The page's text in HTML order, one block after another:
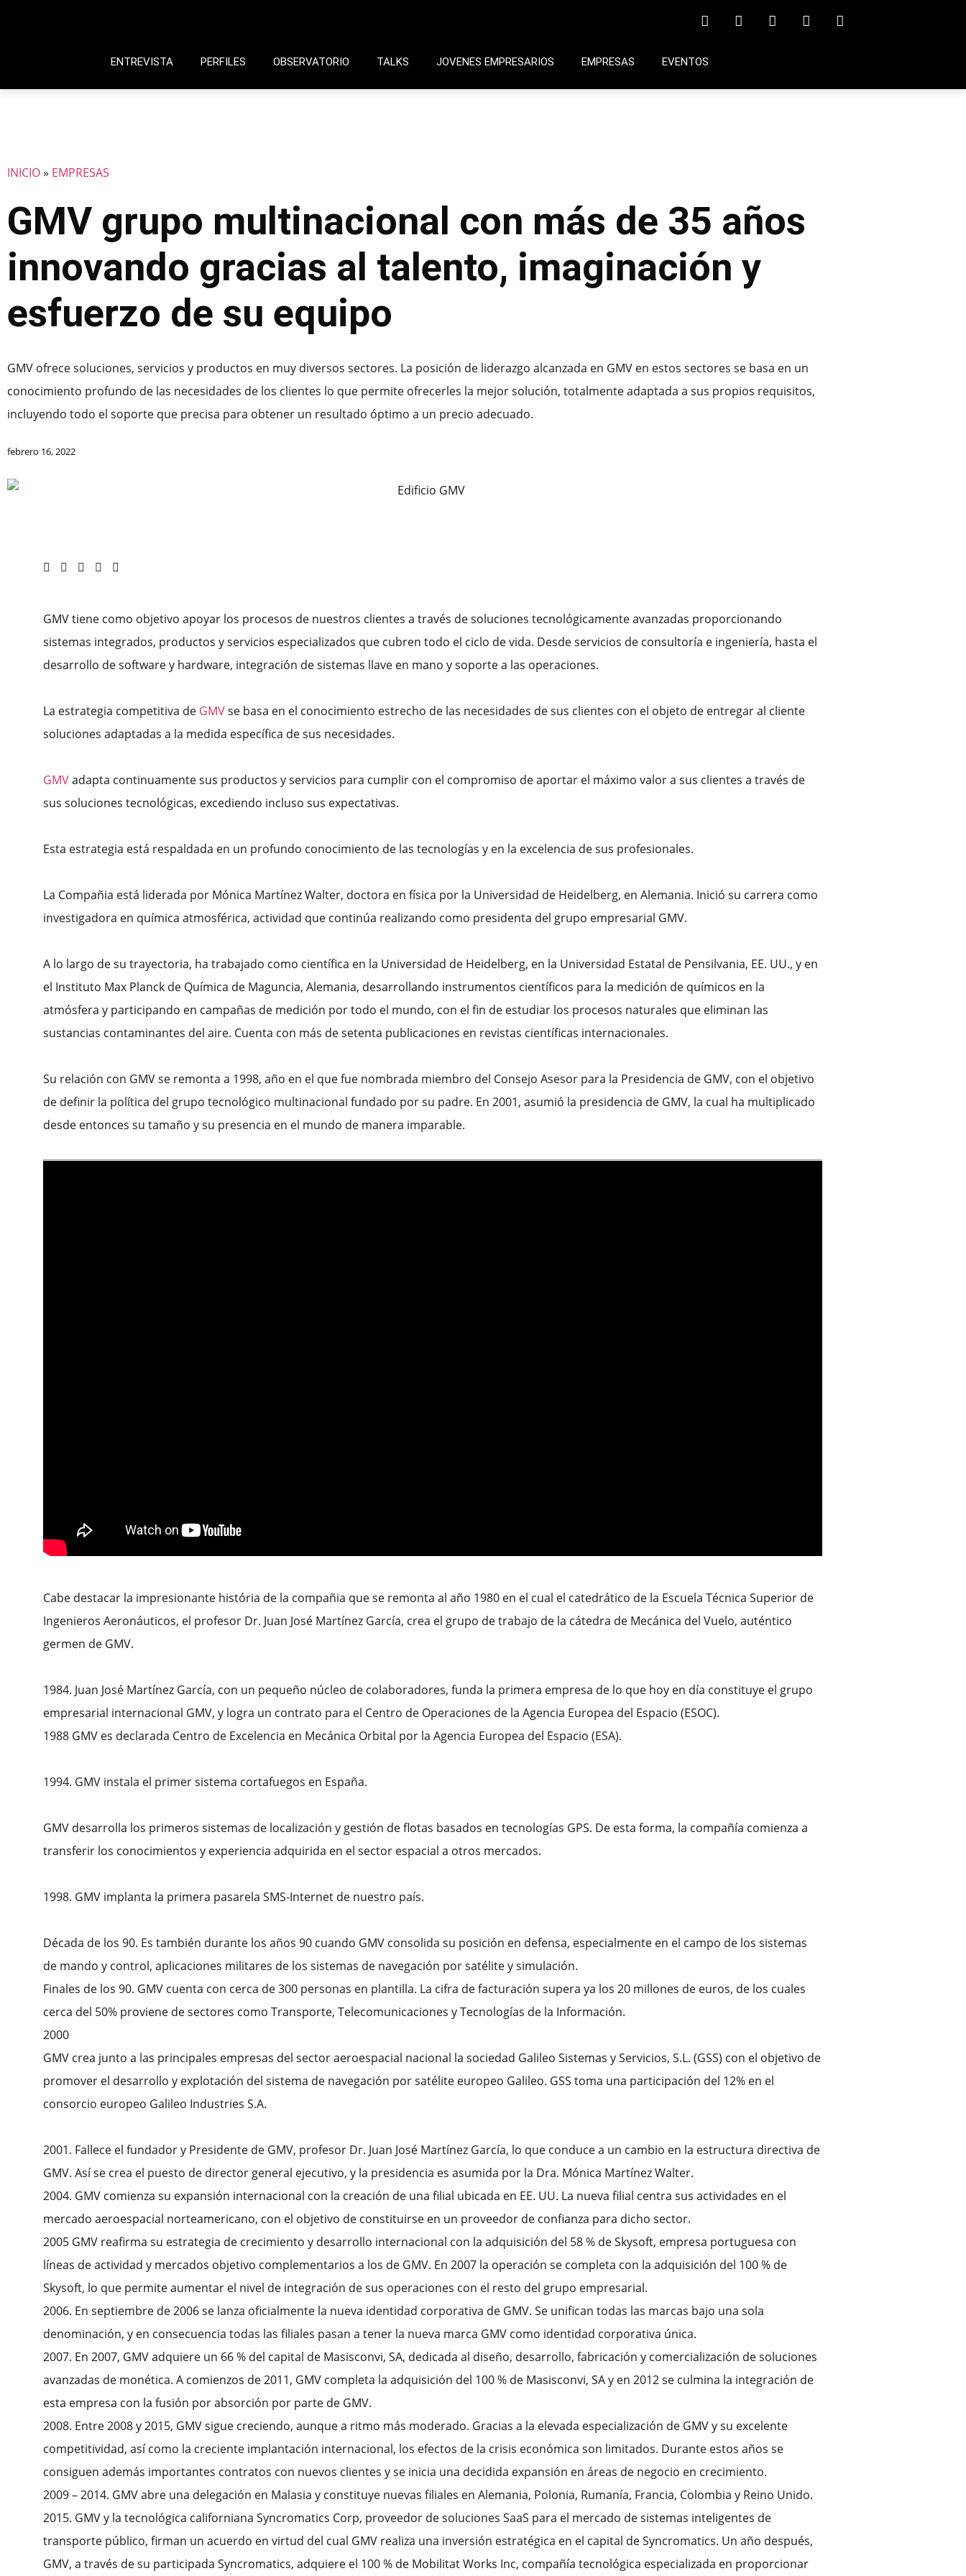
ENTREVISTA PERFILES OBSERVATORIO TALKS JOVENES EMPRESARIOS EMPRESAS EVENTOS
INICIO» EMPRESAS
GMV grupo multinacional con más de 35 años
innovando gracias al talento, imaginación y
esfuerzo de su equipo
GMV ofrece soluciones, servicios y productos en muy diversos sectores. La posición de liderazgo alcanzada en GMV en estos sectores se basa en un
conocimiento profundo de las necesidades de los clientes lo que permite ofrecerles la mejor solución, totalmente adaptada a sus propios requisitos,
incluyendo todo el soporte que precisa para obtener un resultado óptimo a un precio adecuado.
febrero 16, 2022
GMV tiene como objetivo apoyar los procesos de nuestros clientes a través de soluciones tecnológicamente avanzadas proporcionando
sistemas integrados, productos y servicios especializados que cubren todo el ciclo de vida. Desde servicios de consultoría e ingeniería, hasta el
desarrollo de software y hardware, integración de sistemas llave en mano y soporte a las operaciones.
La estrategia competitiva de GMVse basa en el conocimiento estrecho de las necesidades de sus clientes con el objeto de entregar al cliente
soluciones adaptadas a la medida específica de sus necesidades.
GMVadapta continuamente sus productos y servicios para cumplir con el compromiso de aportar el máximo valor a sus clientes a través de
sus soluciones tecnológicas, excediendo incluso sus expectativas.
Esta estrategia está respaldada en un profundo conocimiento de las tecnologías y en la excelencia de sus profesionales.
La Compañia está liderada por Mónica Martínez Walter, doctora en física por la Universidad de Heidelberg, en Alemania. Inició su carrera como
investigadora en química atmosférica, actividad que continúa realizando como presidenta del grupo empresarial GMV.
A lo largo de su trayectoria, ha trabajado como científica en la Universidad de Heidelberg, en la Universidad Estatal de Pensilvania, EE. UU., y en
el Instituto Max Planck de Química de Maguncia, Alemania, desarrollando instrumentos científicos para la medición de químicos en la
atmósfera y participando en campañas de medición por todo el mundo, con el fin de estudiar los procesos naturales que eliminan las
sustancias contaminantes del aire. Cuenta con más de setenta publicaciones en revistas científicas internacionales.
Su relación con GMV se remonta a 1998, año en el que fue nombrada miembro del Consejo Asesor para la Presidencia de GMV, con el objetivo
de definir la política del grupo tecnológico multinacional fundado por su padre. En 2001, asumió la presidencia de GMV, la cual ha multiplicado
desde entonces su tamaño y su presencia en el mundo de manera imparable.
Cabe destacar la impresionante história de la compañia que se remonta al año 1980 en el cual el catedrático de la Escuela Técnica Superior de
Ingenieros Aeronáuticos, el profesor Dr. Juan José Martínez García, crea el grupo de trabajo de la cátedra de Mecánica del Vuelo, auténtico
germen de GMV.
1984. Juan José Martínez García, con un pequeño núcleo de colaboradores, funda la primera empresa de lo que hoy en día constituye el grupo
empresarial internacional GMV, y logra un contrato para el Centro de Operaciones de la Agencia Europea del Espacio (ESOC).
1988 GMV es declarada Centro de Excelencia en Mecánica Orbital por la Agencia Europea del Espacio (ESA).
1994. GMV instala el primer sistema cortafuegos en España.
GMV desarrolla los primeros sistemas de localización y gestión de flotas basados en tecnologías GPS. De esta forma, la compañía comienza a
transferir los conocimientos y experiencia adquirida en el sector espacial a otros mercados.
1998. GMV implanta la primera pasarela SMS-Internet de nuestro país.
Década de los 90. Es también durante los años 90 cuando GMV consolida su posición en defensa, especialmente en el campo de los sistemas
de mando y control, aplicaciones militares de los sistemas de navegación por satélite y simulación.
Finales de los 90. GMV cuenta con cerca de 300 personas en plantilla. La cifra de facturación supera ya los 20 millones de euros, de los cuales
cerca del 50% proviene de sectores como Transporte, Telecomunicaciones y Tecnologías de la Información.
2000
GMV crea junto a las principales empresas del sector aeroespacial nacional la sociedad Galileo Sistemas y Servicios, S.L. (GSS) con el objetivo de
promover el desarrollo y explotación del sistema de navegación por satélite europeo Galileo. GSS toma una participación del 12% en el
consorcio europeo Galileo Industries S.A.
2001. Fallece el fundador y Presidente de GMV, profesor Dr. Juan José Martínez García, lo que conduce a un cambio en la estructura directiva de
GMV. Así se crea el puesto de director general ejecutivo, y la presidencia es asumida por la Dra. Mónica Martínez Walter.
2004. GMV comienza su expansión internacional con la creación de una filial ubicada en EE. UU. La nueva filial centra sus actividades en el
mercado aeroespacial norteamericano, con el objetivo de constituirse en un proveedor de confianza para dicho sector.
2005 GMV reafirma su estrategia de crecimiento y desarrollo internacional con la adquisición del 58 % de Skysoft, empresa portuguesa con
líneas de actividad y mercados objetivo complementarios a los de GMV. En 2007 la operación se completa con la adquisición del 100 % de
Skysoft, lo que permite aumentar el nivel de integración de sus operaciones con el resto del grupo empresarial.
2006. En septiembre de 2006 se lanza oficialmente la nueva identidad corporativa de GMV. Se unifican todas las marcas bajo una sola
denominación, y en consecuencia todas las filiales pasan a tener la nueva marca GMV como identidad corporativa única.
2007. En 2007, GMV adquiere un 66 % del capital de Masisconvi, SA, dedicada al diseño, desarrollo, fabricación y comercialización de soluciones
avanzadas de monética. A comienzos de 2011, GMV completa la adquisición del 100 % de Masisconvi, SA y en 2012 se culmina la integración de
esta empresa con la fusión por absorción por parte de GMV.
2008. Entre 2008 y 2015, GMV sigue creciendo, aunque a ritmo más moderado. Gracias a la elevada especialización de GMV y su excelente
competitividad, así como la creciente implantación internacional, los efectos de la crisis económica son limitados. Durante estos años se
consiguen además importantes contratos con nuevos clientes y se inicia una decidida expansión en áreas de negocio en crecimiento.
2009 – 2014. GMV abre una delegación en Malasia y constituye nuevas filiales en Alemania, Polonia, Rumanía, Francia, Colombia y Reino Unido.
2015. GMV y la tecnológica californiana Syncromatics Corp, proveedor de soluciones SaaS para el mercado de sistemas inteligentes de
transporte público, firman un acuerdo en virtud del cual GMV realiza una inversión estratégica en el capital de Syncromatics. Un año después,
GMV, a través de su participada Syncromatics, adquiere el 100 % de Mobilitat Works Inc, compañía tecnológica especializada en proporcionar